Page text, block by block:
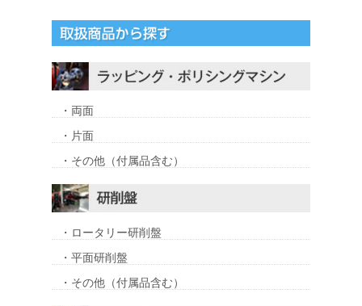
・両面
・片面
・その他（付属品含む）
・ロータリー研削盤
・平面研削盤
・その他（付属品含む）